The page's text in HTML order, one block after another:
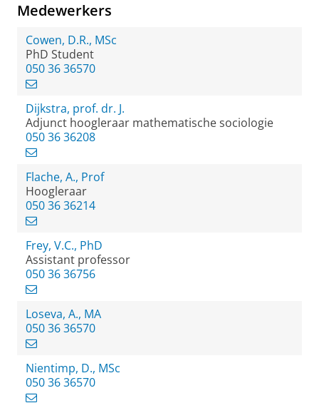
Medewerkers
Cowen, D.R., MSc
PhD Student
050 36 36570
Dijkstra, prof. dr. J.
Adjunct hoogleraar mathematische sociologie
050 36 36208
Flache, A., Prof
Hoogleraar
050 36 36214
Frey, V.C., PhD
Assistant professor
050 36 36756
Loseva, A., MA
050 36 36570
Nientimp, D., MSc
050 36 36570